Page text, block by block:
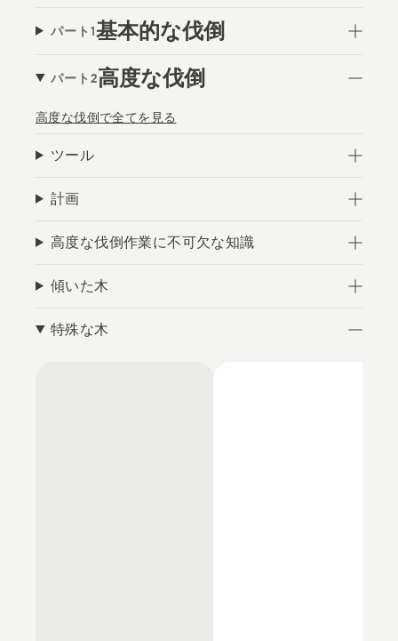
パート1基本的な伐倒
パート2高度な伐倒
高度な伐倒で全てを見る
ツール
計画
高度な伐倒作業に不可欠な知識
傾いた木
特殊な木